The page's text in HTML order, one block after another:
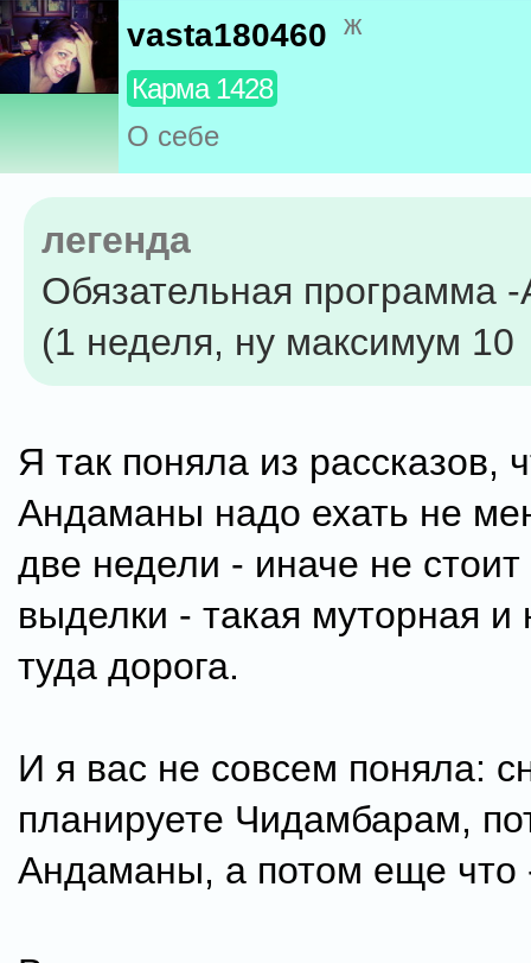
vasta180460 ж
Карма 1428
О себе
легенда
Обязательная программа
(1 неделя, ну максимум 10
Я так поняла из рассказов,
Андаманы надо ехать не
две недели - иначе не стоит
выделки - такая муторная
туда дорога.
И я вас не совсем поняла:
планируете Чидамбарам,
Андаманы, а потом еще что